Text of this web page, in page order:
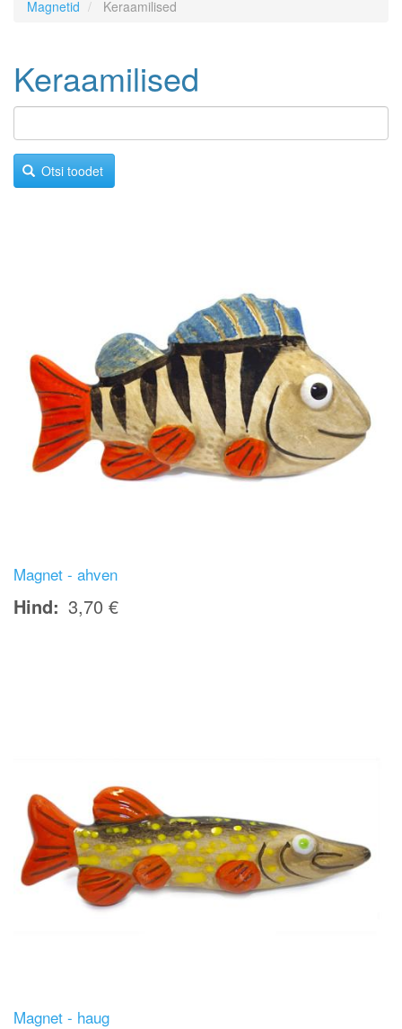
Magnetid Keraamilised
Keraamilised
Otsi toodet
Magnet - ahven
Hind 3,70 €
Magnet - haug